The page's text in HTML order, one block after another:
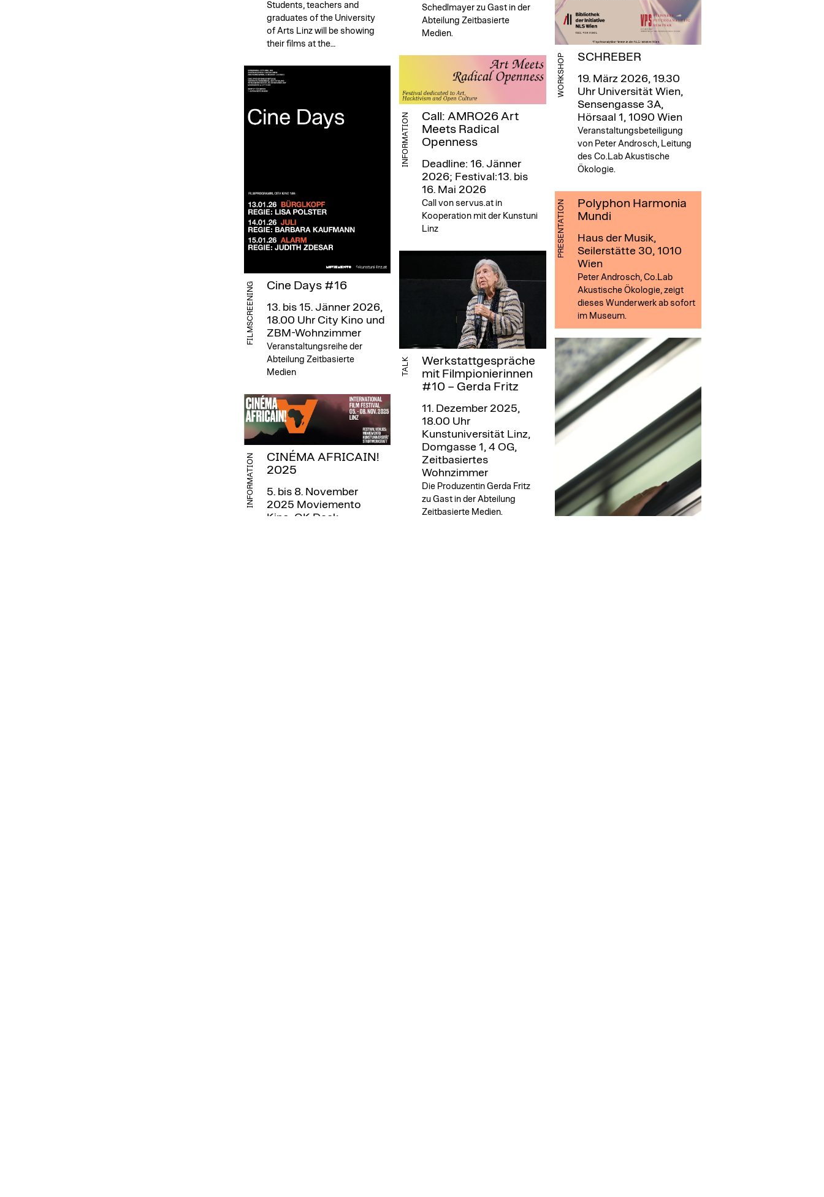
Schedlmayer zu Gast in der
Abteilung Zeitbasierte
Medien.
Students, teachers and
graduates of the University
of Arts Linz will be showing
their films at the…
WORKSHOP SCHREBER
19. März 2026, 19.30
UhrUniversität Wien,
Sensengasse 3A,
Hörsaal 1, 1090 Wien
Veranstaltungsbeteiligung
von Peter Androsch, Leitung
des Co.Lab Akustische
Ökologie.
INFORMATION
Call: AMRO26 Art
Meets Radical
Openness
Deadline: 16. Jänner
2026; Festival:13. bis
16. Mai 2026
Call von servus.at in
Kooperation mit der Kunstuni
Linz
FILMSCREENING Cine Days #16
13. bis 15. Jänner 2026,
18.00 Uhr City Kino und
ZBM-Wohnzimmer
Veranstaltungsreihe der
Abteilung Zeitbasierte
Medien
PRESENTATION
Polyphon Harmonia
Mundi
Haus der Musik,
Seilerstätte 30, 1010
Wien
Peter Androsch, Co.Lab
Akustische Ökologie, zeigt
dieses Wunderwerk ab sofort
im Museum.
TALK
Werkstattgespräche
mit Filmpionierinnen
#10 – Gerda Fritz
11. Dezember 2025,
18.00 Uhr
Kunstuniversität Linz,
Domgasse 1, 4 OG,
Zeitbasiertes
Wohnzimmer
Die Produzentin Gerda Fritz
zu Gast in der Abteilung
Zeitbasierte Medien.
INFORMATION
CINÉMA AFRICAIN!
2025
5. bis 8. November
2025 Moviemento
Kino, OK Deck,